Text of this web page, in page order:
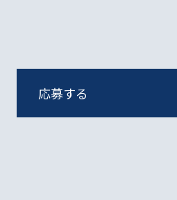
応募する